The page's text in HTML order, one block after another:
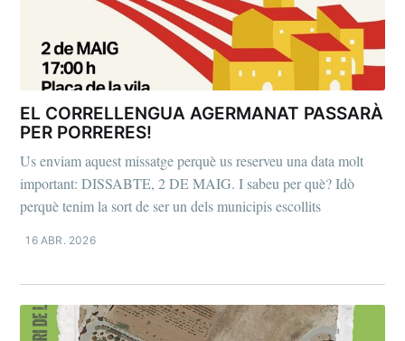
EL CORRELLENGUA AGERMANAT PASSARÀ
PER PORRERES!
Us enviam aquest missatge perquè us reserveu una data molt
important: DISSABTE, 2 DE MAIG. I sabeu per què? Idò
perquè tenim la sort de ser un dels municipis escollits
16 ABR. 2026